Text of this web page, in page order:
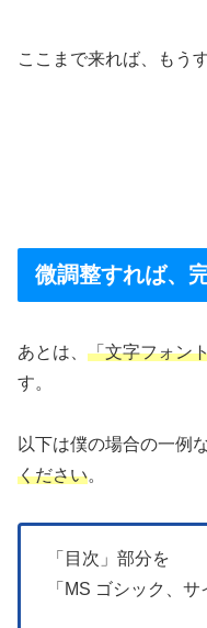
ここまで来れば、もう
微調整すれば、
あとは、 「文字フォン
す。
以下は僕の場合の一例
ください。
「目次」部分を
「MS ゴシック、